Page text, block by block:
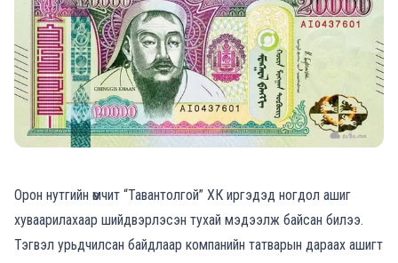
Орон нутгийн өмчит “Тавантолгой” ХК иргэдэд ногдол ашиг
хуваарилахаар шийдвэрлэсэн тухай мэдээлж байсан билээ.
Тэгвэл урьдчилсан байдлаар компанийн татварын дараах ашигт